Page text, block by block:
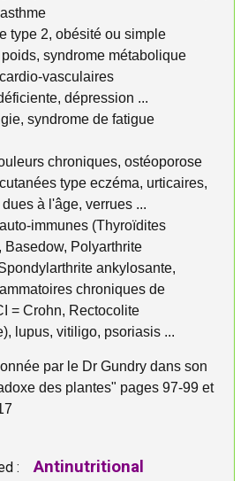
type 2, obésité ou simple
syndrome métabolique
vasculaires
dépression ...
syndrome de fatigue
chroniques, ostéoporose
type eczéma, urticaires,
à l'âge, verrues ...
immunes (Thyroïdites
Basedow, Polyarthrite
ankylosante,
chroniques de
= Crohn, Rectocolite
lupus, vitiligo, psoriasis ...
par le Dr Gundry dans son
des plantes" pages 97-99 et
:Antinutritional